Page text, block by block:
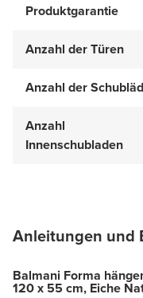
Produktgarantie
Anzahl der Türen
Anzahl der
Anzahl
Innenschubladen
Anleitungen und
Balmani Forma
120 x 55 cm, Eiche